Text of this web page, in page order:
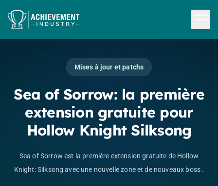
Mises à jour et patchs
Sea of Sorrow: la première
extension gratuite pour
Hollow Knight Silksong
Sea of Sorrow est la première extension gratuite de Hollow
Knight: Silksong avec une nouvelle zone et de nouveaux boss .